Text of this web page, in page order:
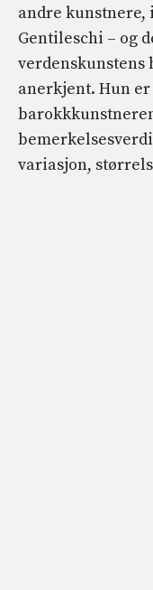
andre
Gentileschi – og
anerkjent. Hun
variasjon,